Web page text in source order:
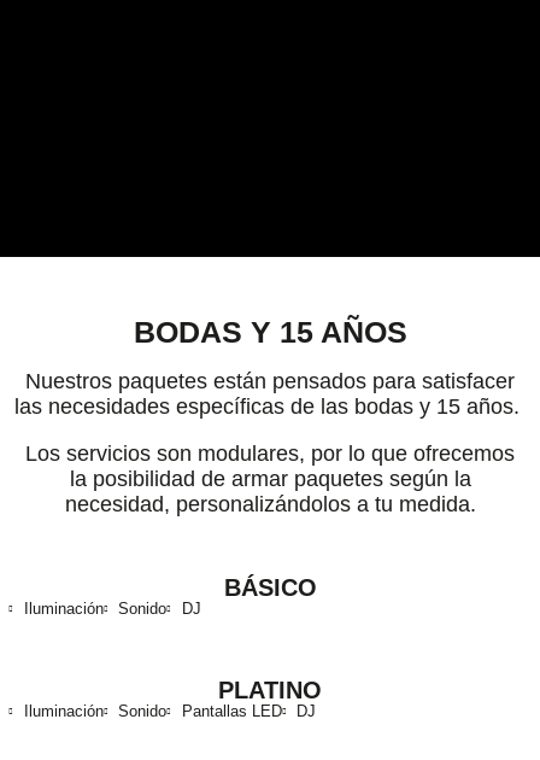
BODAS Y 15 AÑOS
Nuestros paquetes están pensados para satisfacer
las necesidades específicas de las bodas y 15 años.
Los servicios son modulares, por lo que ofrecemos
la posibilidad de armar paquetes según la
necesidad, personalizándolos a tu medida.
BÁSICO
Iluminación Sonido DJ
PLATINO
Iluminación Sonido Pantallas LED DJ